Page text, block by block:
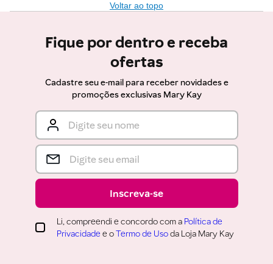
Voltar ao topo
Fique por dentro e receba
ofertas
Cadastre seu e-mail para receber novidades e
promoções exclusivas Mary Kay
Inscreva-se
Li, compreendi e concordo com a Política de
Privacidade e oTermo de Usoda Loja Mary Kay